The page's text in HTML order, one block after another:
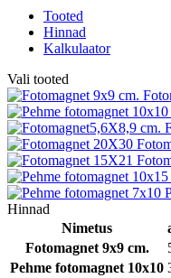
Tooted
Hinnad
Kalkulaator
Vali tooted
Hinnad
Nimetus
Fotomagnet 9x9 cm.
Pehme fotomagnet 10x10